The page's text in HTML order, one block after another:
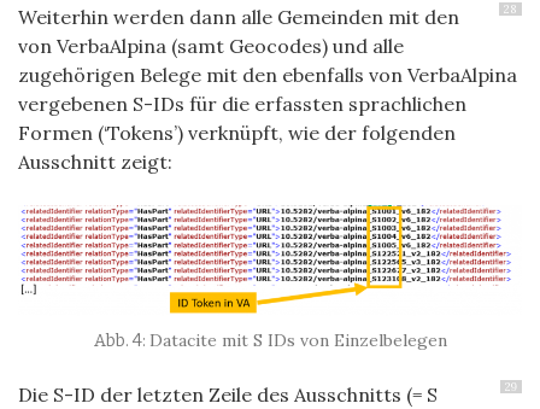
28
Weiterhin werden dann alle Gemeinden mit den
von VerbaAlpina (samt Geocodes) und alle
zugehörigen Belege mit den ebenfalls von VerbaAlpina
vergebenen S-IDs für die erfassten sprachlichen
Formen (‘Tokens’) verknüpft, wie der folgenden
Ausschnitt zeigt:
Datacite mit S IDs von Einzelbelegen
29
Die S-ID der letzten Zeile des Ausschnitts (= S